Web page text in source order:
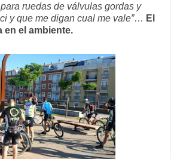
ruedas de válvulas gordas y
y que me digan cual me vale”… El
en el ambiente.